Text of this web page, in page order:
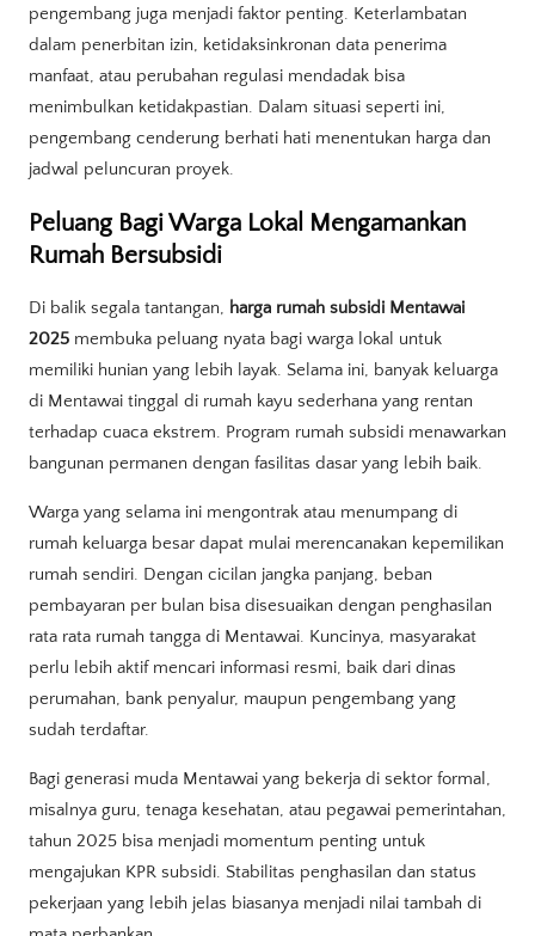
pengembang juga menjadi faktor penting. Keterlambatan
dalam penerbitan izin, ketidaksinkronan data penerima
manfaat, atau perubahan regulasi mendadak bisa
menimbulkan ketidakpastian. Dalam situasi seperti ini,
pengembang cenderung berhati hati menentukan harga dan
jadwal peluncuran proyek.
Peluang Bagi Warga Lokal Mengamankan
Rumah Bersubsidi
Di balik segala tantangan, harga rumah subsidi Mentawai
2025 membuka peluang nyata bagi warga lokal untuk
memiliki hunian yang lebih layak. Selama ini, banyak keluarga
di Mentawai tinggal di rumah kayu sederhana yang rentan
terhadap cuaca ekstrem. Program rumah subsidi menawarkan
bangunan permanen dengan fasilitas dasar yang lebih baik.
Warga yang selama ini mengontrak atau menumpang di
rumah keluarga besar dapat mulai merencanakan kepemilikan
rumah sendiri. Dengan cicilan jangka panjang, beban
pembayaran per bulan bisa disesuaikan dengan penghasilan
rata rata rumah tangga di Mentawai. Kuncinya, masyarakat
perlu lebih aktif mencari informasi resmi, baik dari dinas
perumahan, bank penyalur, maupun pengembang yang
sudah terdaftar.
Bagi generasi muda Mentawai yang bekerja di sektor formal,
misalnya guru, tenaga kesehatan, atau pegawai pemerintahan,
tahun 2025 bisa menjadi momentum penting untuk
mengajukan KPR subsidi. Stabilitas penghasilan dan status
pekerjaan yang lebih jelas biasanya menjadi nilai tambah di